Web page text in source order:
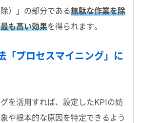
）」の部分である無駄な作業を除
も高い効果を得られます。
「プロセスマイニング」に
を活用すれば、設定したKPIの妨
や根本的な原因を特定できるよう